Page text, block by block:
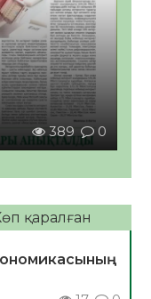
389 0
қаралған